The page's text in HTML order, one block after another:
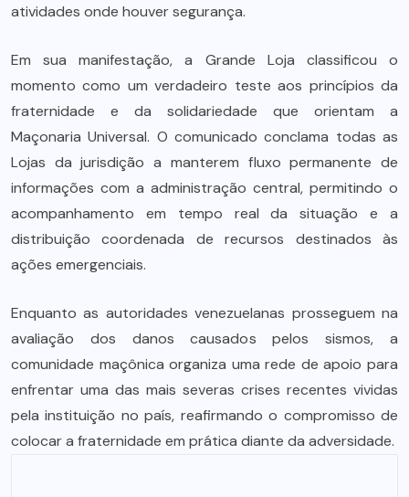
atividades onde houver segurança.
Em sua manifestação, a Grande Loja classificou o
momento como um verdadeiro teste aos princípios da
fraternidade e da solidariedade que orientam a
Maçonaria Universal. O comunicado conclama todas as
Lojas da jurisdição a manterem fluxo permanente de
informações com a administração central, permitindo o
acompanhamento em tempo real da situação e a
distribuição coordenada de recursos destinados às
ações emergenciais.
Enquanto as autoridades venezuelanas prosseguem na
avaliação dos danos causados pelos sismos, a
comunidade maçônica organiza uma rede de apoio para
enfrentar uma das mais severas crises recentes vividas
pela instituição no país, reafirmando o compromisso de
colocar a fraternidade em prática diante da adversidade.